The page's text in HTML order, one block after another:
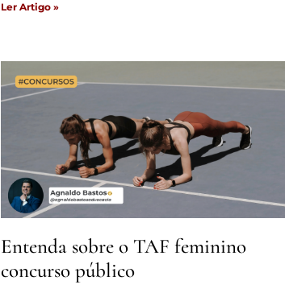
Ler Artigo »
Entenda sobre o TAF feminino
concurso público